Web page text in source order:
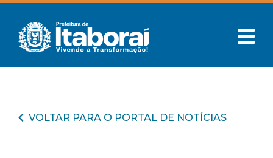
VOLTAR PARA O PORTAL DE NOTÍCIAS